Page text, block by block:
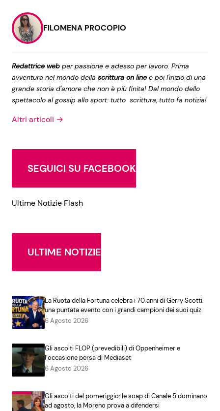
FILOMENA PROCOPIO
Redattrice web per passione e adesso per lavoro. Prima
avventura nel mondo della scrittura on line e poi l'inizio di una
grande storia d'amore che non è più finita! Dal mondo dello
spettacolo al gossip allo sport: tutto scrittura, tutto fa notizia!
Altri articoli →
SEGUICI SU FACEBOOK
Ultime Notizie Flash
ULTIME NOTIZIE
La Ruota della Fortuna celebra i 70 anni di Gerry Scotti:
una puntata evento con i grandi campioni dei suoi quiz
6 Agosto 2026
Gli ascolti FLOP (prevedibili) di Oppenheimer e
l’occasione persa di Mediaset
6 Agosto 2026
Gli ascolti del pomeriggio: le soap di Canale 5 dominano
ad agosto, la Moreno prova a difendersi